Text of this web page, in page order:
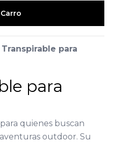
para
para
quienes buscan
outdoor. Su